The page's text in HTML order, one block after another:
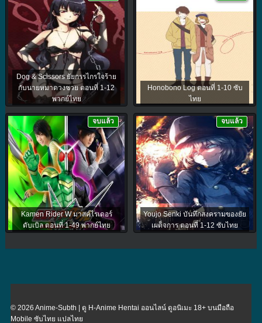
Dog & Scissors ยัยกรรไกรใจร้าย
กับนายหมาดวงซวย ตอนที่ 1-12
พากย์ไทย
Honobono Log ตอนที่ 1-10 ซับ
ไทย
Kamen Rider W มาสค์ไรเดอร์
ดับเบิล ตอนที่ 1-49 พากย์ไทย
จบแล้ว
Youjo Senki บันทึกสงครามของยัย
เผด็จการ ตอนที่ 1-12 ซับไทย
จบแล้ว
© 2026 Anime-Subth | ดู H-Anime Hentai ออนไลน์ ดูอนิเมะ 18+ บนมือถือ
Mobile ซับไทย แปลไทย